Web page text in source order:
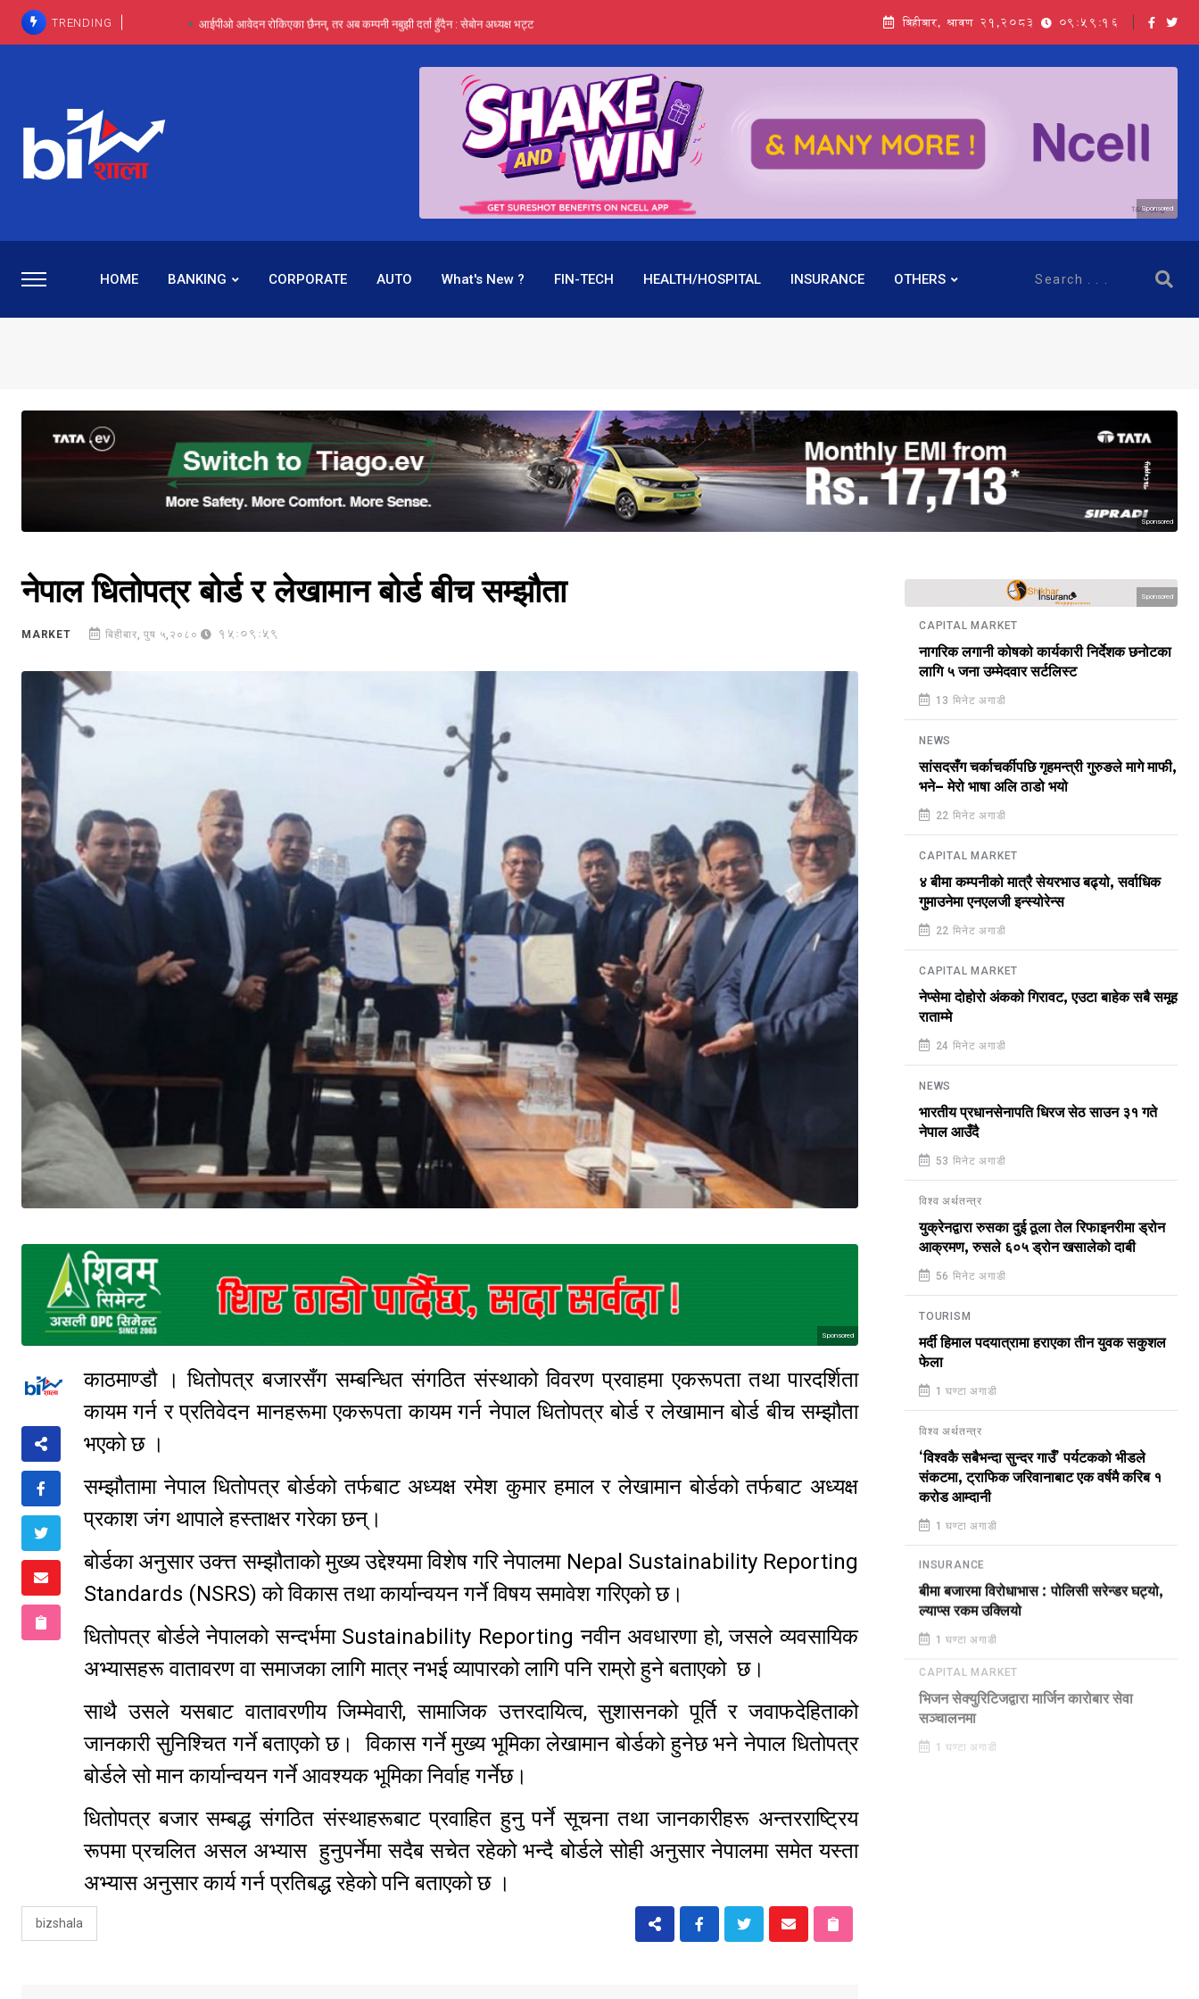
TRENDING आईपीओ आवेदन रोकिएका छैनन्, तर अब कम्पनी नबुझी दर्ता हुँदैन : सेबोन अध्यक्ष भट्ट
पाँच वर्षसम्म अदालत मौन, पद सकिएपछि महाप्रसाद ‘योग्य’ !
प्रभू बैंकका सञ्चालक बस्नेतमाथि राष्ट्र बैंकको ‘कन्सर्न’, प्रवक्ता भन्छन्- समूह फेरेर सञ्चालक पदमा बस्न मिल्दैन
५-६ वर्षदेखि बढुवा नहुँदा निराश थिइन् रश्मी, जागिर परिवर्तनको प्रयास पनि असफल
बिहीबार, श्रावण २१,२०८३ 09:59:18
Sponsored
HOME BANKING CORPORATE AUTO What's New ? FIN-TECH HEALTH/HOSPITAL INSURANCE OTHERS
Sponsored
नेपाल धितोपत्र बोर्ड र लेखामान बोर्ड बीच सम्झौता
MARKET बिहीबार, पुष ५,२०८० 15:09:59
Sponsored
काठमाण्डौ । धितोपत्र बजारसँग सम्बन्धित संगठित संस्थाको विवरण प्रवाहमा एकरूपता तथा पारदर्शिता
कायम गर्न र प्रतिवेदन मानहरूमा एकरूपता कायम गर्न नेपाल धितोपत्र बोर्ड र लेखामान बोर्ड बीच सम्झौता
भएको छ ।
सम्झौतामा नेपाल धितोपत्र बोर्डको तर्फबाट अध्यक्ष रमेश कुमार हमाल र लेखामान बोर्डको तर्फबाट अध्यक्ष
प्रकाश जंग थापाले हस्ताक्षर गरेका छन्।
बोर्डका अनुसार उक्त्त सम्झौताको मुख्य उद्देश्यमा विशेष गरि नेपालमा Nepal Sustainability Reporting
Standards (NSRS) को विकास तथा कार्यान्वयन गर्ने विषय समावेश गरिएको छ।
धितोपत्र बोर्डले नेपालको सन्दर्भमा Sustainability Reporting नवीन अवधारणा हो, जसले व्यवसायिक
अभ्यासहरू वातावरण वा समाजका लागि मात्र नभई व्यापारको लागि पनि राम्रो हुने बताएको छ।
साथै उसले यसबाट वातावरणीय जिम्मेवारी, सामाजिक उत्तरदायित्व, सुशासनको पूर्ति र जवाफदेहिताको
जानकारी सुनिश्चित गर्ने बताएको छ। विकास गर्ने मुख्य भूमिका लेखामान बोर्डको हुनेछ भने नेपाल धितोपत्र
बोर्डले सो मान कार्यान्वयन गर्ने आवश्यक भूमिका निर्वाह गर्नेछ।
धितोपत्र बजार सम्बद्ध संगठित संस्थाहरूबाट प्रवाहित हुनु पर्ने सूचना तथा जानकारीहरू अन्तरराष्ट्रिय
रूपमा प्रचलित असल अभ्यास हुनुपर्नेमा सदैब सचेत रहेको भन्दै बोर्डले सोही अनुसार नेपालमा समेत यस्ता
अभ्यास अनुसार कार्य गर्न प्रतिबद्ध रहेको पनि बताएको छ ।
bizshala
Sponsored
CAPITAL MARKET
नागरिक लगानी कोषको कार्यकारी निर्देशक छनोटका
लागि ५ जना उम्मेदवार सर्टलिस्ट
13 मिनेट अगाडी
NEWS
सांसदसँग चर्काचर्कीपछि गृहमन्त्री गुरुङले मागे माफी,
भने– मेरो भाषा अलि ठाडो भयो
22 मिनेट अगाडी
CAPITAL MARKET
४ बीमा कम्पनीको मात्रै सेयरभाउ बढ्यो, सर्वाधिक
गुमाउनेमा एनएलजी इन्स्योरेन्स
22 मिनेट अगाडी
CAPITAL MARKET
नेप्सेमा दोहोरो अंकको गिरावट, एउटा बाहेक सबै समूह
राताम्मे
24 मिनेट अगाडी
NEWS
भारतीय प्रधानसेनापति धिरज सेठ साउन ३१ गते
नेपाल आउँदै
53 मिनेट अगाडी
विश्व अर्थतन्त्र
युक्रेनद्वारा रुसका दुई ठूला तेल रिफाइनरीमा ड्रोन
आक्रमण, रुसले ६०५ ड्रोन खसालेको दाबी
56 मिनेट अगाडी
TOURISM
मर्दी हिमाल पदयात्रामा हराएका तीन युवक सकुशल
फेला
1 घण्टा अगाडी
विश्व अर्थतन्त्र
‘विश्वकै सबैभन्दा सुन्दर गाउँ’ पर्यटकको भीडले
संकटमा, ट्राफिक जरिवानाबाट एक वर्षमै करिब १
करोड आम्दानी
1 घण्टा अगाडी
INSURANCE
बीमा बजारमा विरोधाभास : पोलिसी सरेन्डर घट्यो,
ल्याप्स रकम उक्लियो
1 घण्टा अगाडी
भिजन सेक्युरिटिजद्वारा मार्जिन कारोबार सेवा
सञ्चालनमा